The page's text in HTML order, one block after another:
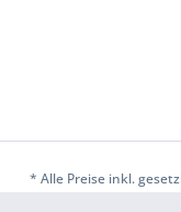
* Alle Preise inkl.